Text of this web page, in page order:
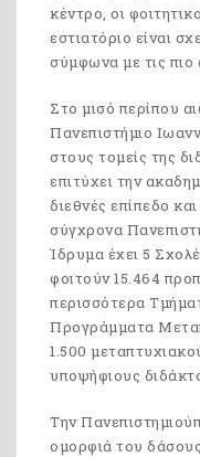
κέντρο, οι
εστιατόριο είναι
σύμφωνα με τις
Στο μισό περίπου
Πανεπιστήμιο
στους τομείς της
επιτύχει την
διεθνές επίπεδο
σύγχρονα
Ίδρυμα έχει 5
φοιτούν 15.464
περισσότερα
Προγράμματα
1.500
υποψήφιους
Την
ομορφιά του